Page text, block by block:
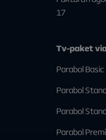
17
Tv-paket
Parabol Basic
Parabol
Parabol
Parabol